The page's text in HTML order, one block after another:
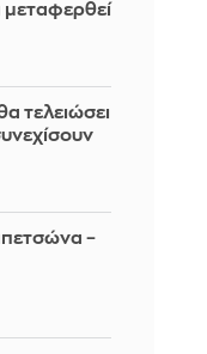
μεταφερθεί
τελειώσει
–